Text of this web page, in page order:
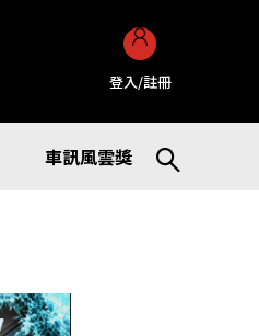
登入/註冊
車訊風雲獎